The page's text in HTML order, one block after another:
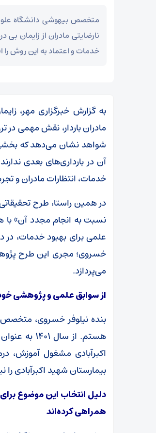
متخصص بیهوشی دانشگاه
نارضایتی مادران از زایمان
خدمات و اعتماد به این روش
به گزارش خبرگزاری مهر،
مادران باردار، نقش مهمی در
شواهد نشان می‌دهد که بخشی
آن در بارداری‌های بعدی
خدمات، انتظارات مادران و
در همین راستا، طرح
نسبت به انجام مجدد آن» با
علمی برای بهبود خدمات، در
خسروی؛ مجری این طرح
می‌پردازد.
از سوابق علمی و پژوهشی
بنده نیلوفر خسروی، متخصص
هستم. از
بیمارستان شهید اکبرآبادی را
دلیل انتخاب این موضوع
همراهی کرده‌اند